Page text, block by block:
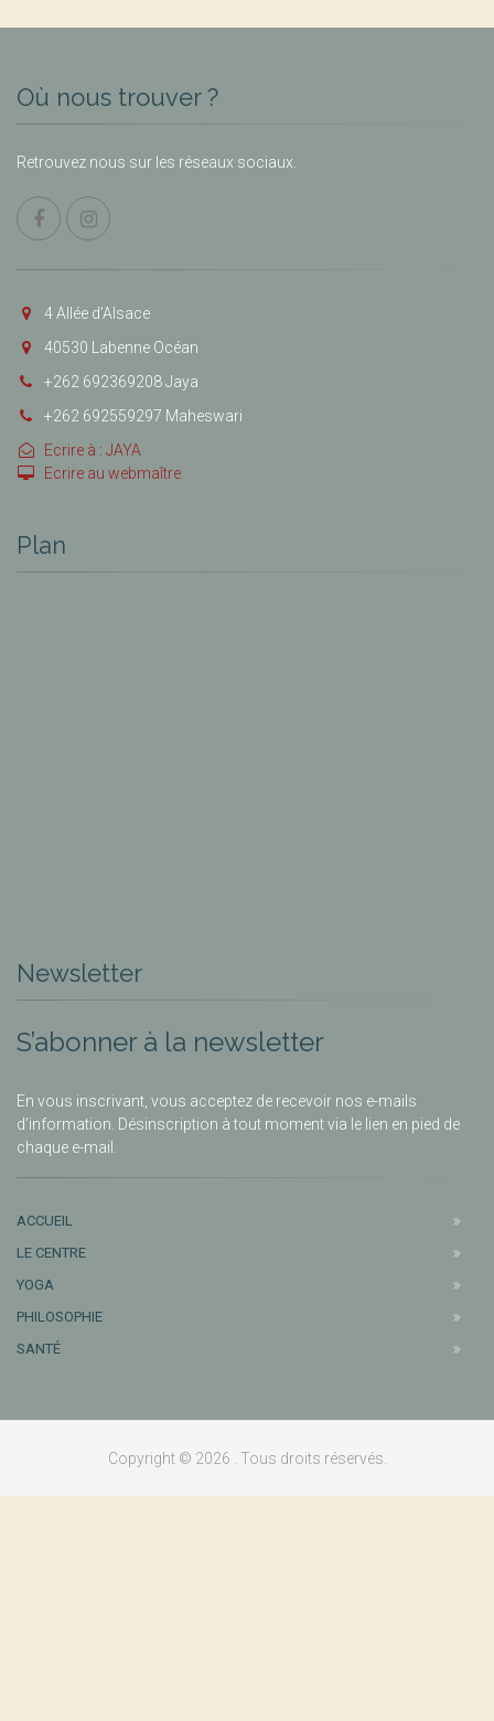
Où nous trouver ?
Retrouvez nous sur les réseaux sociaux.
4 Allée d’Alsace
40530 Labenne Océan
+262 692369208 Jaya
+262 692559297 Maheswari
Ecrire à : JAYA
Ecrire au webmaître
Plan
Newsletter
S’abonner à la newsletter
En vous inscrivant, vous acceptez de recevoir nos e-mails
d’information. Désinscription à tout moment via le lien en pied de
chaque e-mail.
ACCUEIL
LE CENTRE
YOGA
PHILOSOPHIE
SANTÉ
Copyright © 2026 . Tous droits réservés.